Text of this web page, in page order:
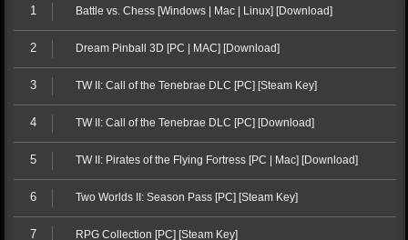
1 Battle vs. Chess [Windows | Mac | Linux] [Download]
2 Dream Pinball 3D [PC | MAC] [Download]
3 TW II: Call of the Tenebrae DLC [PC] [Steam Key]
4 TW II: Call of the Tenebrae DLC [PC] [Download]
5 TW II: Pirates of the Flying Fortress [PC | Mac] [Download]
6 Two Worlds II: Season Pass [PC] [Steam Key]
7 RPG Collection [PC] [Steam Key]